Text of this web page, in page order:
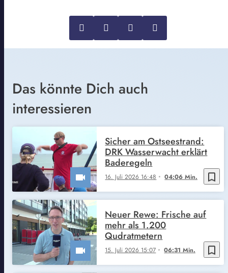
Das könnte Dich auch
interessieren
bookmark_border
16. Juli 2026 16:48 04:06 Min.
Sicher am Ostseestrand:
DRK Wasserwacht erklärt
Baderegeln
bookmark_border
15. Juli 2026 15:07 06:31 Min.
Neuer Rewe: Frische auf
mehr als 1.200
Qudratmetern